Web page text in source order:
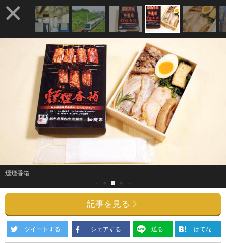
燻煙香箱
記事を見る
ツイートする シェアする 送る はてな